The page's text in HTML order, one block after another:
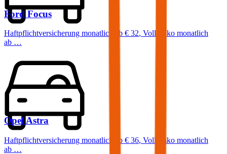
Ford Focus
Haftpflichtversicherung monatlich ab € 32, Vollkasko monatlich
ab …
Opel Astra
Haftpflichtversicherung monatlich ab € 36, Vollkasko monatlich
ab …